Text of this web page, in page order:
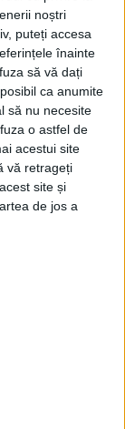
noștri
puteți accesa
înainte
să vă dați
ca anumite
să nu necesite
o astfel de
acestui site
vă retrageți
site și
de jos a
și
nu
El a
în